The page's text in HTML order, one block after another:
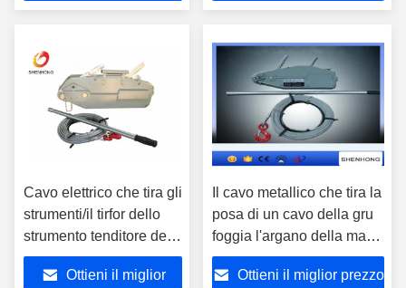
Cavo elettrico che tira gli
strumenti/il tirfor dello
strumento tenditore del
cavo metallico con il
cavo metallico di 20M
Ottieni il miglior
Il cavo metallico che tira la
posa di un cavo della gru
foggia l'argano della mano
di Tirfor della corda di 20M
Ottieni il miglior prezzo